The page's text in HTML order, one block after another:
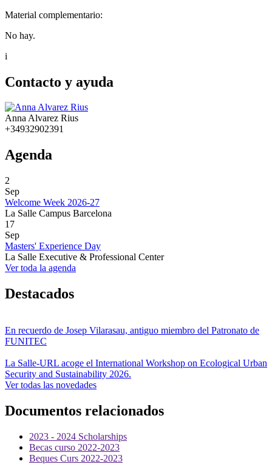
Material complementario:
No hay.
i
Contacto y ayuda
Anna Alvarez Rius
+34932902391
Agenda
2
Sep
Welcome Week 2026-27
La Salle Campus Barcelona
17
Sep
Masters' Experience Day
La Salle Executive & Professional Center
Ver toda la agenda
Destacados
En recuerdo de Josep Vilarasau, antiguo miembro del Patronato de
FUNITEC
La Salle-URL acoge el International Workshop on Ecological Urban
Security and Sustainability 2026.
Ver todas las novedades
Documentos relacionados
2023 - 2024 Scholarships
Becas curso 2022-2023
Beques Curs 2022-2023